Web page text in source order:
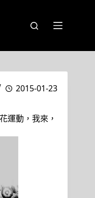
2015-01-23
運動，我來，